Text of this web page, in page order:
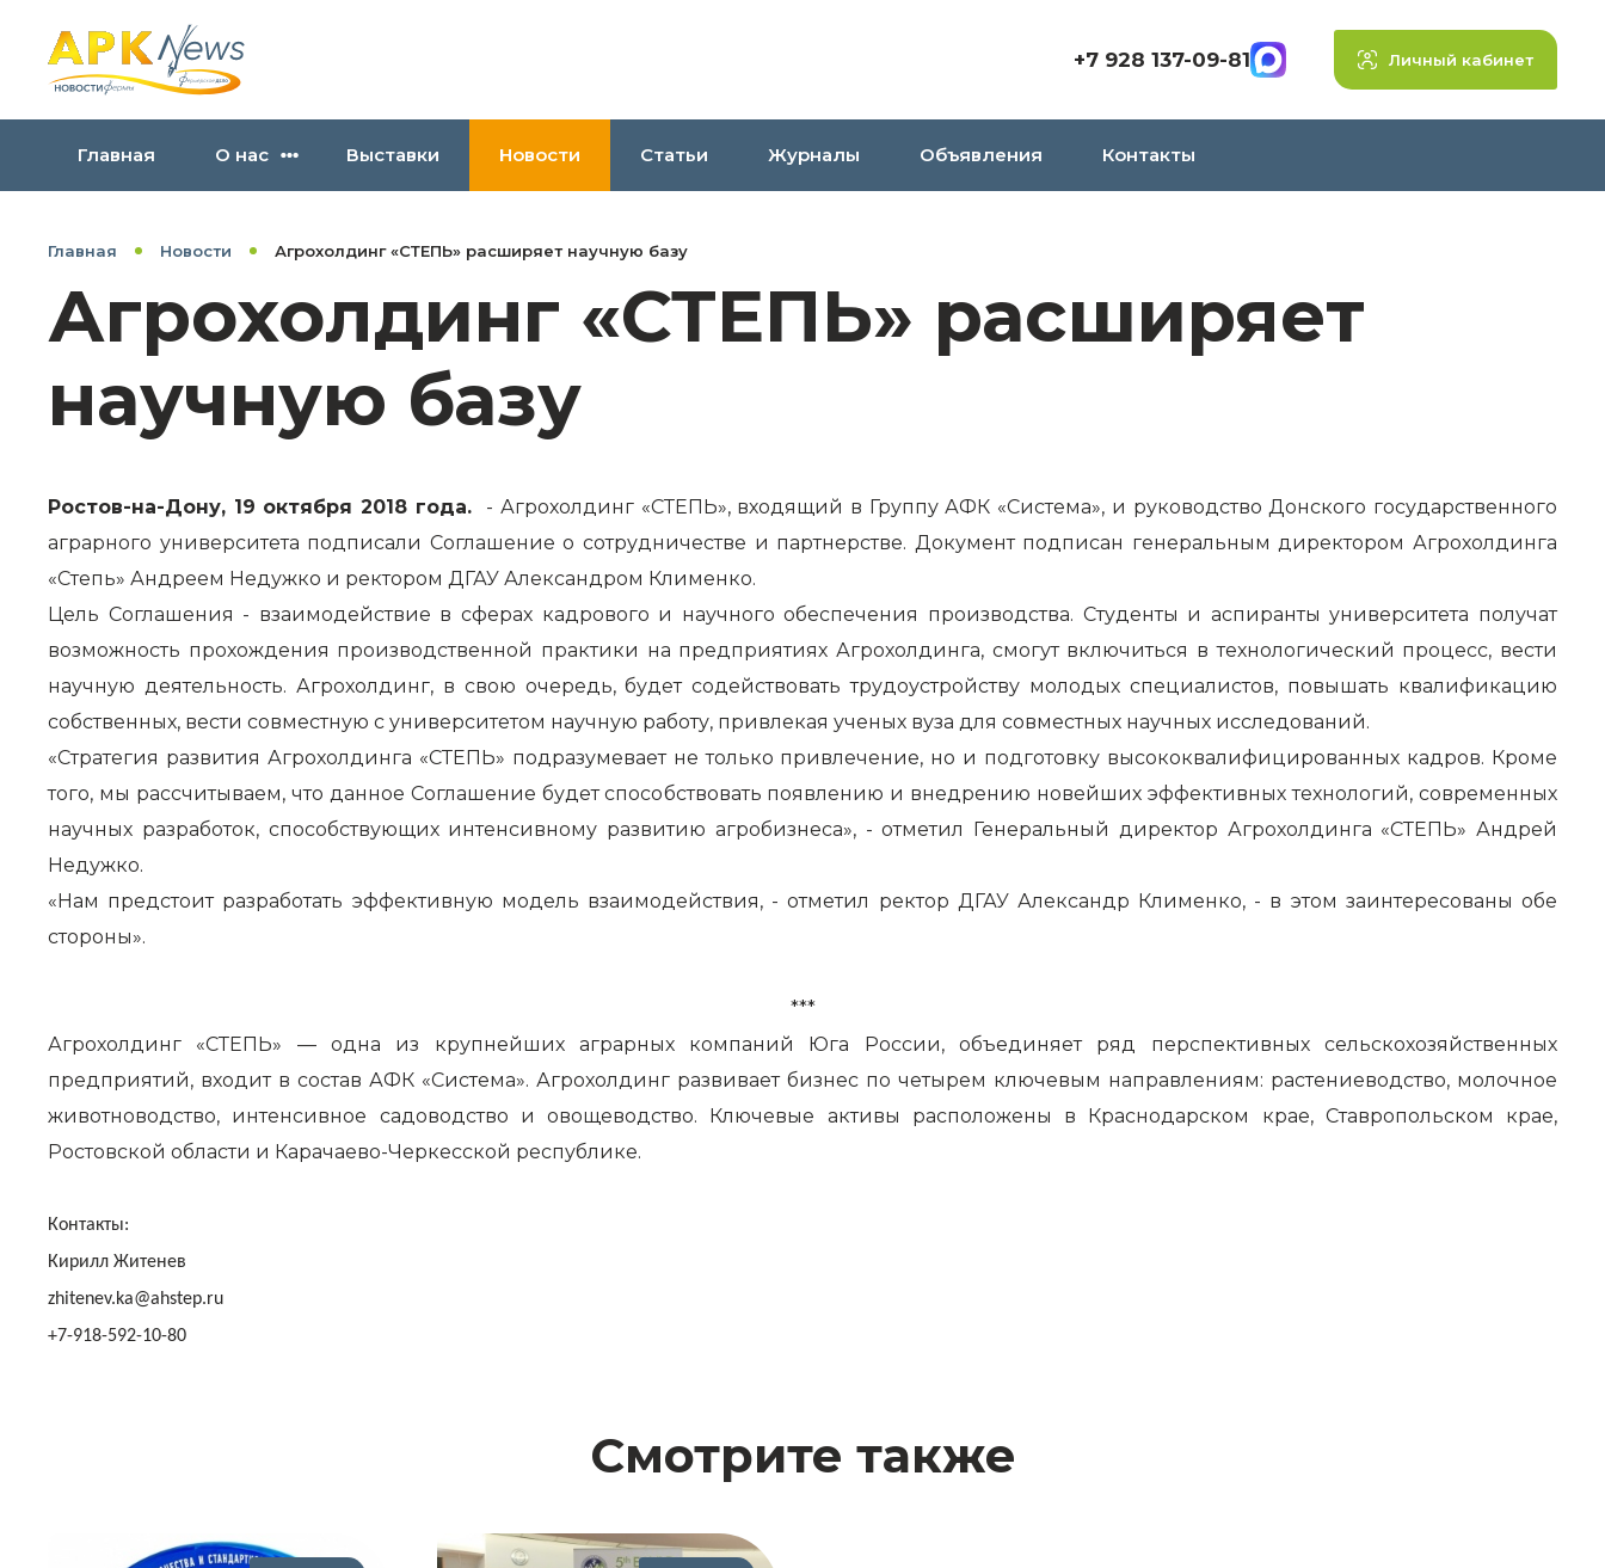
+7 928 137-09-81 Личный кабинет
Главная О нас Выставки Новости Статьи Журналы Объявления Контакты
Главная Новости Агрохолдинг «СТЕПЬ» расширяет научную базу
Агрохолдинг «СТЕПЬ» расширяет
научную базу
Ростов-на-Дону, 19 октября 2018 года.
- Агрохолдинг «СТЕПЬ», входящий в Группу АФК «Система», и руководство Донского государственного
аграрного университета подписали Соглашение о сотрудничестве и партнерстве. Документ подписан генеральным директором Агрохолдинга
«Степь» Андреем Недужко и ректором ДГАУ Александром Клименко.
Цель Соглашения - взаимодействие в сферах кадрового и научного обеспечения производства. Студенты и аспиранты университета получат
возможность прохождения производственной практики на предприятиях Агрохолдинга, смогут включиться в технологический процесс, вести
научную деятельность. Агрохолдинг, в свою очередь, будет содействовать трудоустройству молодых специалистов, повышать квалификацию
собственных, вести совместную с университетом научную работу, привлекая ученых вуза для совместных научных исследований.
«Стратегия развития Агрохолдинга «СТЕПЬ» подразумевает не только привлечение, но и подготовку высококвалифицированных кадров. Кроме
того, мы рассчитываем, что данное Соглашение будет способствовать появлению и внедрению новейших эффективных технологий, современных
научных разработок, способствующих интенсивному развитию агробизнеса», - отметил Генеральный директор Агрохолдинга «СТЕПЬ» Андрей
Недужко.
«Нам предстоит разработать эффективную модель взаимодействия, - отметил ректор ДГАУ Александр Клименко, - в этом заинтересованы обе
стороны».
***
Агрохолдинг «СТЕПЬ» — одна из крупнейших аграрных компаний Юга России, объединяет ряд перспективных сельскохозяйственных
предприятий, входит в состав АФК «Система». Агрохолдинг развивает бизнес по четырем ключевым направлениям: растениеводство, молочное
животноводство, интенсивное садоводство и овощеводство. Ключевые активы расположены в Краснодарском крае, Ставропольском крае,
Ростовской области и Карачаево-Черкесской республике.
Контакты:
Кирилл Житенев
zhitenev.ka@ahstep.ru
+7-918-592-10-80
Смотрите также